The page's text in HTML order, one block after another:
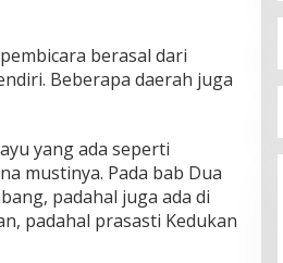
berasal dari
Beberapa daerah juga
yang ada seperti
mustinya. Pada bab Dua
padahal juga ada di
padahal prasasti Kedukan